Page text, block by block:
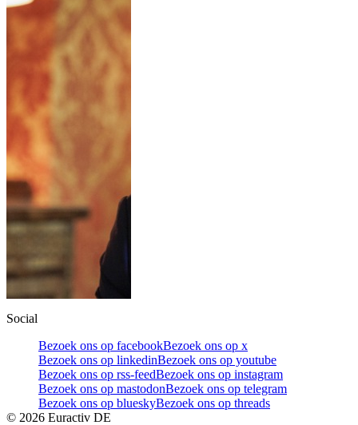
Social
Bezoek ons op facebookBezoek ons op x
Bezoek ons op linkedinBezoek ons op youtube
Bezoek ons op rss-feedBezoek ons op instagram
Bezoek ons op mastodonBezoek ons op telegram
Bezoek ons op blueskyBezoek ons op threads
© 2026 Euractiv DE